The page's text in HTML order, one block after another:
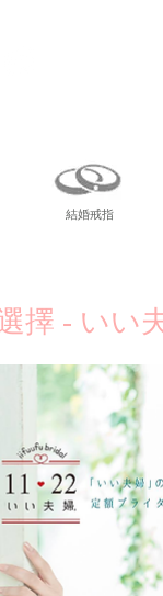
結婚戒指
擇 - いい